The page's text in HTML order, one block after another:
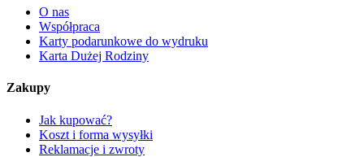
O nas
Współpraca
Karty podarunkowe do wydruku
Karta Dużej Rodziny
Zakupy
Jak kupować?
Koszt i forma wysyłki
Reklamacje i zwroty